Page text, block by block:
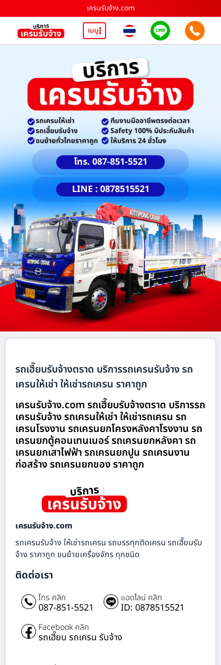
เครนรับจ้าง.com
เมนู
โทร. 087-851-5521
LINE : 0878515521
รถเฮี๊ยบรับจ้างตราด บริการรถเครนรับจ้าง รถ
เครนให้เช่า ให้เช่ารถเครน ราคาถูก
เครนรับจ้าง.com รถเฮี๊ยบรับจ้างตราด บริการรถ
เครนรับจ้าง รถเครนให้เช่า ให้เช่ารถเครน รถ
เครนโรงงาน รถเครนยกโครงหลังคาโรงงาน รถ
เครนยกตู้คอนเทนเนอร์ รถเครนยกหลังคา รถ
เครนยกเสาไฟฟ้า รถเครนยกปูน รถเครนงาน
ก่อสร้าง รถเครนยกของ ราคาถูก
เครนรับจ้าง.com
รถเครนรับจ้าง ให้เช่ารถเครน รถบรรทุกติดเครน รถเฮี๊ยบรับ
จ้าง ราคาถูก ขนย้ายเครื่องจักร ทุกชนิด
ติดต่อเรา
โทร คลิก
087-851-5521
แอดไลน์ คลิก
ID: 0878515521
Facebook คลิก
รถเฮี๊ยบ รถเครน รับจ้าง